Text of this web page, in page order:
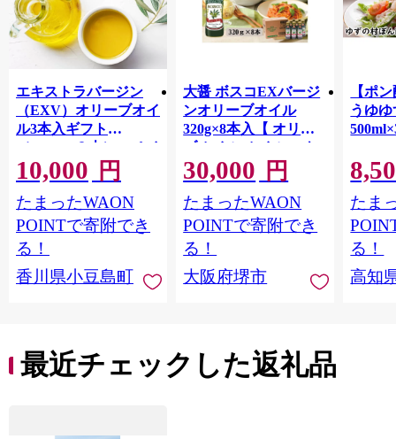
エキストラバージン
（EXV）オリーブオイ
ル3本入ギフト
（150ml×３本）スペイ
ン産
10,000 円
たまったWAON
POINTで寄附でき
る！
香川県小豆島町
大醤 ボスコEXバージ
ンオリーブオイル
320g×8本入【 オリー
ブオイル オイル エキ
ストラバージンオリー
ブオイル エクストラ
バージン エキストラ
バージンオイル 調味
料 高品質 ヘルシー サ
ラダ パスタ 洋食 人気
おすすめ 送料無料 大
30,000 円
たまったWAON
POINTで寄附でき
る！
大阪府堺市
【ポ
うゆ
たま
る！
高知
最近チェックした返礼品